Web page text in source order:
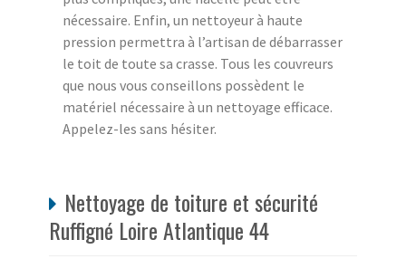
nécessaire. Enfin, un nettoyeur à haute
pression permettra à l’artisan de débarrasser
le toit de toute sa crasse. Tous les couvreurs
que nous vous conseillons possèdent le
matériel nécessaire à un nettoyage efficace.
Appelez-les sans hésiter.
Nettoyage de toiture et sécurité
Ruffigné Loire Atlantique 44